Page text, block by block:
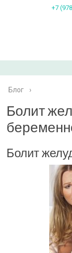
+7
Блог ›
Болит
Болит